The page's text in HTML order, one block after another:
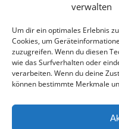
verwalten
Um dir ein optimales Erlebnis
Cookies, um
zuzugreifen. Wenn du diesen
wie das Surfverhalten oder
verarbeiten. Wenn du deine
können bestimmte Merkmale